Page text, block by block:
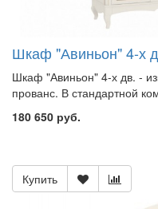
Шкаф "Авиньон" 4-х
Шкаф "Авиньон" 4-х дв. -
прованс. В стандартной
180 650 руб.
Купить